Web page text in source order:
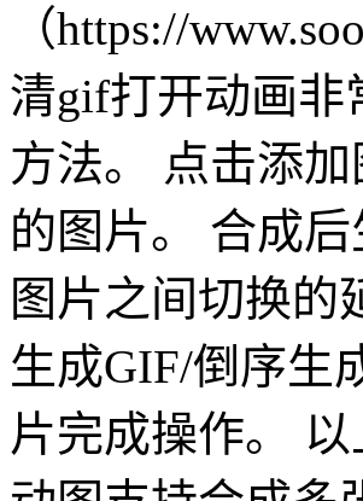
（https://
清gif打开动画非
方法。 点击添
的图片。 合成
图片之间切换的
生成GIF/倒序生
片完成操作。